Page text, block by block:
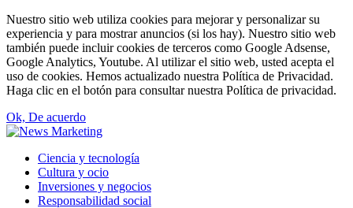
Nuestro sitio web utiliza cookies para mejorar y personalizar su
experiencia y para mostrar anuncios (si los hay). Nuestro sitio web
también puede incluir cookies de terceros como Google Adsense,
Google Analytics, Youtube. Al utilizar el sitio web, usted acepta el
uso de cookies. Hemos actualizado nuestra Política de Privacidad.
Haga clic en el botón para consultar nuestra Política de privacidad.
Ok, De acuerdo
Ciencia y tecnología
Cultura y ocio
Inversiones y negocios
Responsabilidad social